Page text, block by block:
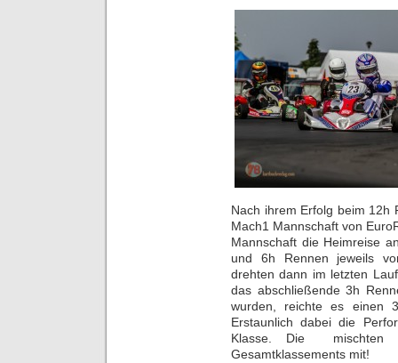
Nach ihrem Erfolg beim 12h
Mach1 Mannschaft von
Mannschaft die Heimreise
und 6h Rennen jeweils
drehten dann im letzten
das abschließende 3h
wurden, reichte es einen
Erstaunlich dabei die
Klasse. Die
Gesamtklassements mit!